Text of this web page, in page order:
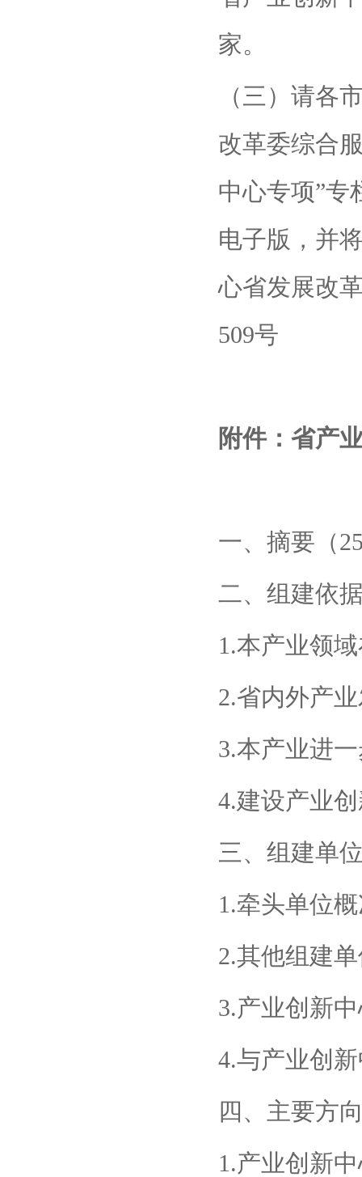
家。
（三）请各
改革委综合
中心专项”专
电子版，并
心省发展改
509号
附件： 省产
一、摘要（
二、组建依
1.本产业领
2.省内外产
3.本产业进
4.建设产业
三、组建单
1.牵头单位
2.其他组建
3.产业创新
4.与产业创
四、主要方
1.产业创新